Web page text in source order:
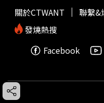
關於CTWANT 聯繫&
發燒熱搜
Facebook